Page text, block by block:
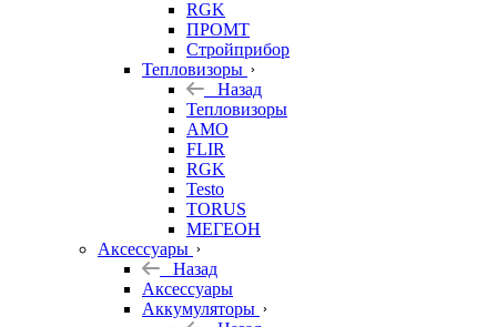
RGK
ПРОМТ
Стройприбор
Тепловизоры
Назад
Тепловизоры
AMO
FLIR
RGK
Testo
TORUS
МЕГЕОН
Аксессуары
Назад
Аксессуары
Аккумуляторы